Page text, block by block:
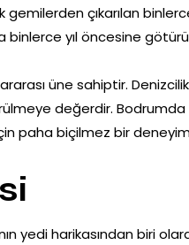
çıkarılan
binlerce yıl öncesine
üne sahiptir.
değerdir.
paha biçilmez bir
yedi harikasından biri